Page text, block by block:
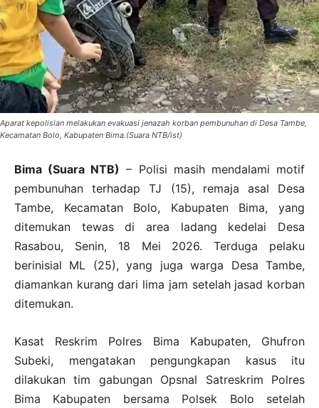
Aparat kepolisian melakukan evakuasi jenazah korban pembunuhan di Desa Tambe,
Kecamatan Bolo, Kabupaten Bima.(Suara NTB/ist)
Bima (Suara NTB) – Polisi masih mendalami motif
pembunuhan terhadap TJ (15), remaja asal Desa
Tambe, Kecamatan Bolo, Kabupaten Bima, yang
ditemukan tewas di area ladang kedelai Desa
Rasabou, Senin, 18 Mei 2026. Terduga pelaku
berinisial ML (25), yang juga warga Desa Tambe,
diamankan kurang dari lima jam setelah jasad korban
ditemukan.
Kasat Reskrim Polres Bima Kabupaten, Ghufron
Subeki, mengatakan pengungkapan kasus itu
dilakukan tim gabungan Opsnal Satreskrim Polres
Bima Kabupaten bersama Polsek Bolo setelah